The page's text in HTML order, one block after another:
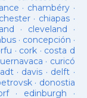
· chambéry·
chester· chiapas ·
· cleveland ·
· concepción ·
· cork · costa d
· curicó
· davis · delft ·
· donostia
· edinburgh ·